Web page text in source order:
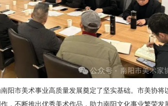
阳市美术事业高质量发展奠定了坚实基础。市美协将
，不断推出优秀美术作品，助力南阳文化事业繁荣发